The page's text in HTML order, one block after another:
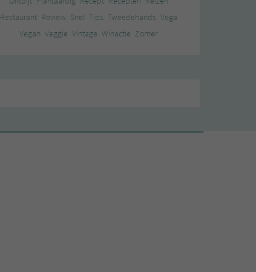
Restaurant Review Snel Tips Tweedehands Vega
Vegan Veggie Vintage Winactie Zomer